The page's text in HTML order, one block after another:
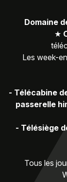
Domaine
★
Les week-
- Télécabine
passerelle
- Télésiège
Tous les